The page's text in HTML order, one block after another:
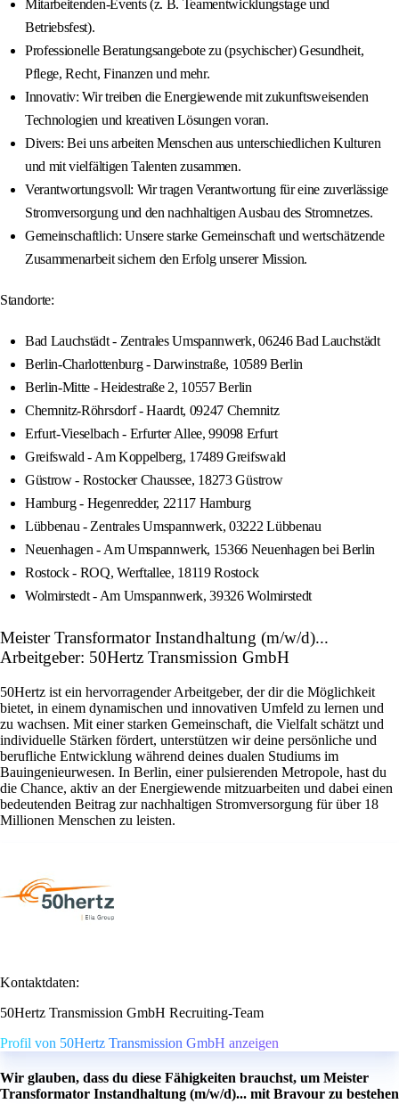
Mitarbeitenden-Events (z. B. Teamentwicklungstage und
Betriebsfest).
Professionelle Beratungsangebote zu (psychischer) Gesundheit,
Pflege, Recht, Finanzen und mehr.
Innovativ: Wir treiben die Energiewende mit zukunftsweisenden
Technologien und kreativen Lösungen voran.
Divers: Bei uns arbeiten Menschen aus unterschiedlichen Kulturen
und mit vielfältigen Talenten zusammen.
Verantwortungsvoll: Wir tragen Verantwortung für eine zuverlässige
Stromversorgung und den nachhaltigen Ausbau des Stromnetzes.
Gemeinschaftlich: Unsere starke Gemeinschaft und wertschätzende
Zusammenarbeit sichern den Erfolg unserer Mission.
Standorte:
Bad Lauchstädt - Zentrales Umspannwerk, 06246 Bad Lauchstädt
Berlin-Charlottenburg - Darwinstraße, 10589 Berlin
Berlin-Mitte - Heidestraße 2, 10557 Berlin
Chemnitz-Röhrsdorf - Haardt, 09247 Chemnitz
Erfurt-Vieselbach - Erfurter Allee, 99098 Erfurt
Greifswald - Am Koppelberg, 17489 Greifswald
Güstrow - Rostocker Chaussee, 18273 Güstrow
Hamburg - Hegenredder, 22117 Hamburg
Lübbenau - Zentrales Umspannwerk, 03222 Lübbenau
Neuenhagen - Am Umspannwerk, 15366 Neuenhagen bei Berlin
Rostock - ROQ, Werftallee, 18119 Rostock
Wolmirstedt - Am Umspannwerk, 39326 Wolmirstedt
Meister Transformator Instandhaltung (m/w/d)...
Arbeitgeber: 50Hertz Transmission GmbH
50Hertz ist ein hervorragender Arbeitgeber, der dir die Möglichkeit
bietet, in einem dynamischen und innovativen Umfeld zu lernen und
zu wachsen. Mit einer starken Gemeinschaft, die Vielfalt schätzt und
individuelle Stärken fördert, unterstützen wir deine persönliche und
berufliche Entwicklung während deines dualen Studiums im
Bauingenieurwesen. In Berlin, einer pulsierenden Metropole, hast du
die Chance, aktiv an der Energiewende mitzuarbeiten und dabei einen
bedeutenden Beitrag zur nachhaltigen Stromversorgung für über 18
Millionen Menschen zu leisten.
Kontaktdaten:
50Hertz Transmission GmbH Recruiting-Team
Profil von 50Hertz Transmission GmbH anzeigen
Wir glauben, dass du diese Fähigkeiten brauchst, um Meister
Transformator Instandhaltung (m/w/d)... mit Bravour zu bestehen